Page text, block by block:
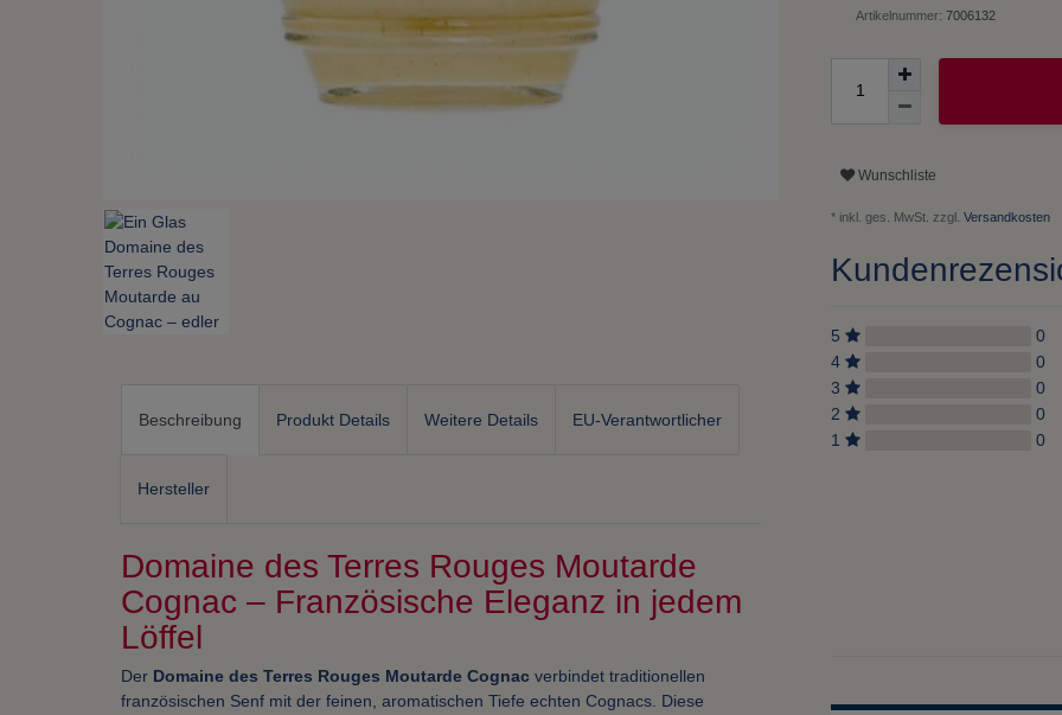
Beschreibung Produkt Details Weitere Details EU-Verantwortlicher
Hersteller
Domaine des Terres Rouges Moutarde
Cognac – Französische Eleganz in jedem
Löffel
Der Domaine des Terres Rouges Moutarde Cognac verbindet traditionellen
französischen Senf mit der feinen, aromatischen Tiefe echten Cognacs. Diese
Artikelnummer: 7006132
Wunschliste
* inkl. ges. MwSt. zzgl. Versandkosten
5
0
4
0
3
0
2
0
1
0